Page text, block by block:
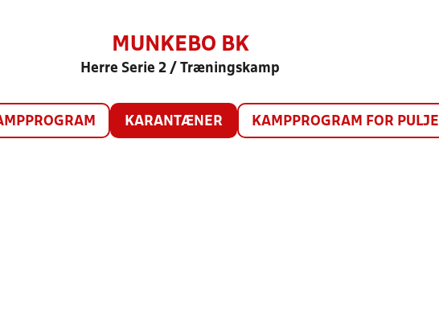
MUNKEBO BK
Herre Serie 2 / Træningskamp
KARANTÆNER KAMPPROGRAM FOR PULJE